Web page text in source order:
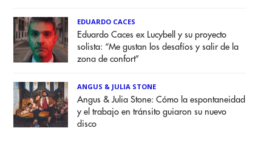
EDUARDO CACES
Eduardo Caces ex Lucybell y su proyecto
solista: “Me gustan los desafíos y salir de la
zona de confort”
ANGUS & JULIA STONE
Angus & Julia Stone: Cómo la espontaneidad
y el trabajo en tránsito guiaron su nuevo
disco